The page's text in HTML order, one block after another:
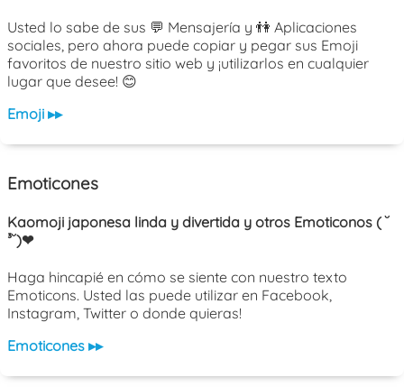
Usted lo sabe de sus 💬 Mensajería y 👫 Aplicaciones
sociales, pero ahora puede copiar y pegar sus Emoji
favoritos de nuestro sitio web y ¡utilizarlos en cualquier
lugar que desee! 😊
Emoji ▸▸
Emoticones
Kaomoji japonesa linda y divertida y otros Emoticonos ( ˘
³˘)❤
Haga hincapié en cómo se siente con nuestro texto
Emoticons. Usted las puede utilizar en Facebook,
Instagram, Twitter o donde quieras!
Emoticones ▸▸